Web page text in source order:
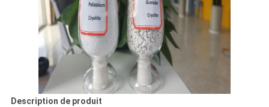
Description de produit